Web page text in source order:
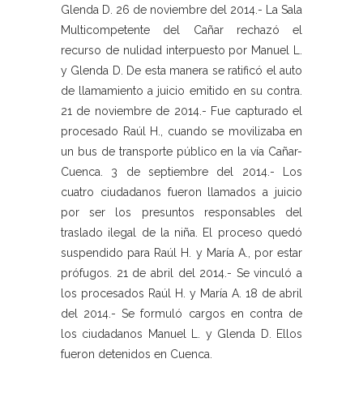
Glenda D. 26 de noviembre del 2014.- La Sala
Multicompetente del Cañar rechazó el
recurso de nulidad interpuesto por Manuel L.
y Glenda D. De esta manera se ratificó el auto
de llamamiento a juicio emitido en su contra.
21 de noviembre de 2014.- Fue capturado el
procesado Raúl H., cuando se movilizaba en
un bus de transporte público en la vía Cañar-
Cuenca. 3 de septiembre del 2014.- Los
cuatro ciudadanos fueron llamados a juicio
por ser los presuntos responsables del
traslado ilegal de la niña. El proceso quedó
suspendido para Raúl H. y María A., por estar
prófugos. 21 de abril del 2014.- Se vinculó a
los procesados Raúl H. y María A. 18 de abril
del 2014.- Se formuló cargos en contra de
los ciudadanos Manuel L. y Glenda D. Ellos
fueron detenidos en Cuenca.